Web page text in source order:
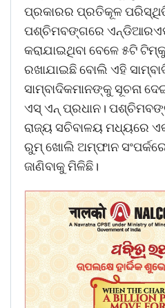
ପ୍ରକାରର ପ୍ରତିକୂଳ
ପଶ୍ଚିମବଙ୍ଗରେ
କରାଯାଇଥିବା ବେଳେ ୫ଟି
ରଖାଯାଇଛି ବୋଲି ଏହି
ସାମ୍ବାଦିକମାନଙ୍କୁ ସୂଚନା
ଏସ୍‌ ଏନ୍‌ ପ୍ରଧାନ।
ରାଜ୍ୟ ସଚିବାଳୟ ମଧ୍ୟରେ
ରୁମ୍‌ ଖୋଲି ଅମ୍ଫାନ
ଜାଣିବାକୁ ମିଳିଛି।